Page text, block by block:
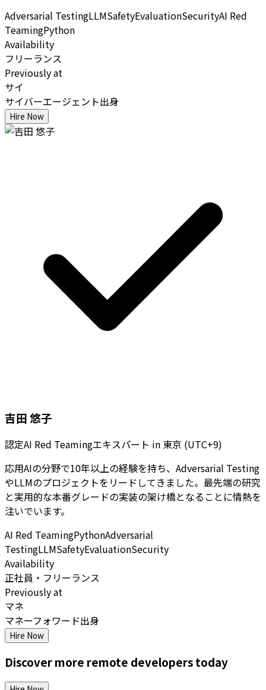
Adversarial TestingLLMSafetyEvaluationSecurityAI Red
TeamingPython
Availability
フリーランス
Previously at
サイ
サイバーエージェント出身
Hire Now
吉田 悠子
認定AI Red Teamingエキスパート in 東京 (UTC+9)
応用AIの分野で10年以上の経験を持ち、Adversarial Testing
やLLMのプロジェクトをリードしてきました。最先端の研究
と実用的な本番グレードの実装の架け橋となることに情熱を
注いでいます。
AI Red TeamingPythonAdversarial
TestingLLMSafetyEvaluationSecurity
Availability
正社員・フリーランス
Previously at
マネ
マネーフォワード出身
Hire Now
Discover more remote developerstoday